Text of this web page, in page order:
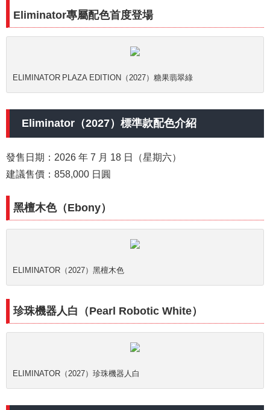
Eliminator專屬配色首度登場
ELIMINATOR PLAZA EDITION（2027）糖果翡翠綠
Eliminator（2027）標準款配色介紹
發售日期：2026 年 7 月 18 日（星期六）
建議售價：858,000 日圓
黑檀木色（Ebony）
ELIMINATOR（2027）黑檀木色
珍珠機器人白（Pearl Robotic White）
ELIMINATOR（2027）珍珠機器人白